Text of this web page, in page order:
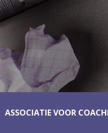
ASSOCIATIE VOOR